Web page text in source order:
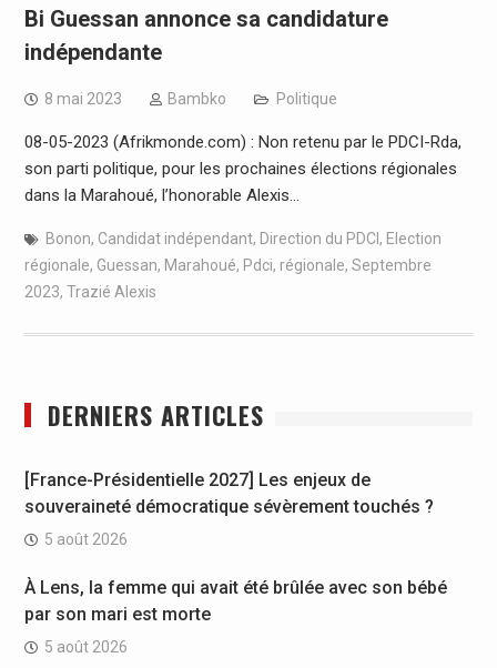
Bi Guessan annonce sa candidature
indépendante
8 mai 2023 Bambko Politique
08-05-2023 (Afrikmonde.com) : Non retenu par le PDCI-Rda,
son parti politique, pour les prochaines élections régionales
dans la Marahoué, l’honorable Alexis…
Bonon, Candidat indépendant, Direction du PDCI , Election
régionale, Guessan, Marahoué, Pdci, régionale, Septembre
2023, Trazié Alexis
DERNIERS ARTICLES
[France-Présidentielle 2027] Les enjeux de
souveraineté démocratique sévèrement touchés ?
5 août 2026
À Lens, la femme qui avait été brûlée avec son bébé
par son mari est morte
5 août 2026